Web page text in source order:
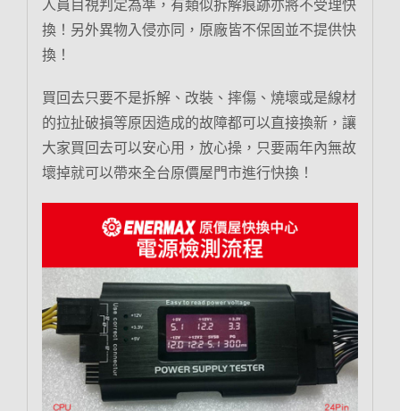
人員目視判定為準，有類似拆解痕跡亦將不受理快
換！另外異物入侵亦同，原廠皆不保固並不提供快
換！
買回去只要不是拆解、改裝、摔傷、燒壞或是線材
的拉扯破損等原因造成的故障都可以直接換新，讓
大家買回去可以安心用，放心操，只要兩年內無故
壞掉就可以帶來全台原價屋門市進行快換！